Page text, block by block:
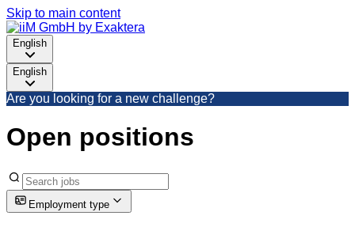
Skip to main content
English
English
Are you looking for a new challenge?
Open positions
Employment type